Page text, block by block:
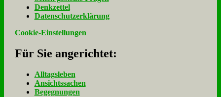
Denk­zet­tel
Da­ten­schutz­er­klä­rung
Cookie-Einstellungen
Für Sie an­ge­rich­tet:
Alltagsleben
Ansichtssachen
Begegnungen